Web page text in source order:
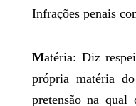
Infrações penais
Matéria: Diz
própria matéria
pretensão na qual